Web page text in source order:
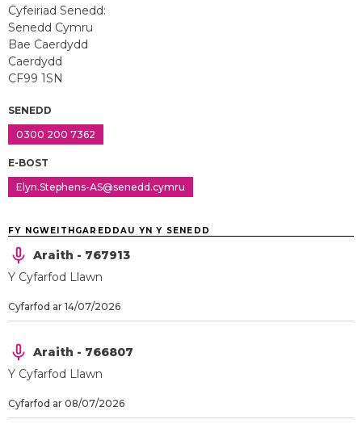
Cyfeiriad Senedd:
Senedd Cymru
Bae Caerdydd
Caerdydd
CF99 1SN
SENEDD
0300 200 7362
E-BOST
Elyn.Stephens-AS@senedd.cymru
FY NGWEITHGAREDDAU YN Y SENEDD
Araith - 767913
Y Cyfarfod Llawn
Cyfarfod ar 14/07/2026
Araith - 766807
Y Cyfarfod Llawn
Cyfarfod ar 08/07/2026